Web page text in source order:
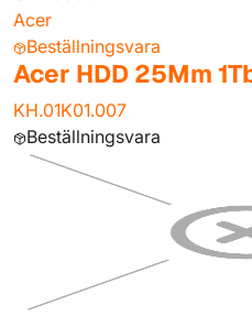
Acer
Beställningsvara
Acer HDD 25Mm
KH.01K01.007
Beställningsvara